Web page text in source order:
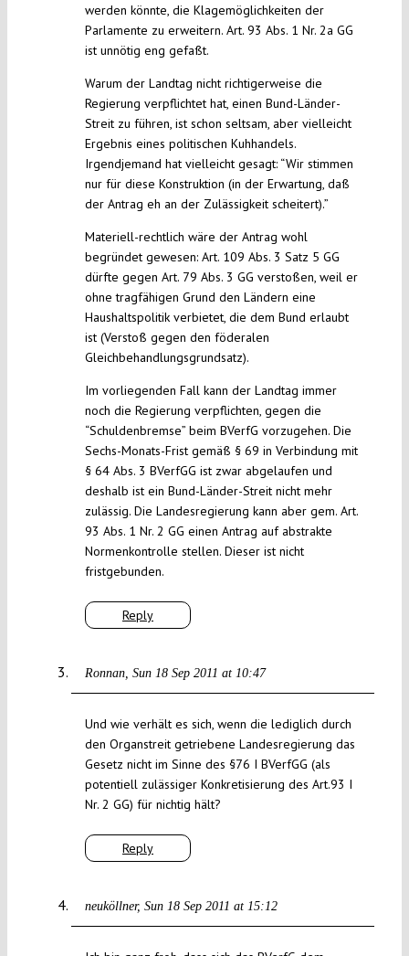
Reply
werden könnte, die Klagemöglichkeiten der
Parlamente zu erweitern. Art. 93 Abs. 1 Nr. 2a GG
ist unnötig eng gefaßt.
Warum der Landtag nicht richtigerweise die
Regierung verpflichtet hat, einen Bund-Länder-
Streit zu führen, ist schon seltsam, aber vielleicht
Ergebnis eines politischen Kuhhandels.
Irgendjemand hat vielleicht gesagt: “Wir stimmen
nur für diese Konstruktion (in der Erwartung, daß
der Antrag eh an der Zulässigkeit scheitert).”
Materiell-rechtlich wäre der Antrag wohl
begründet gewesen: Art. 109 Abs. 3 Satz 5 GG
dürfte gegen Art. 79 Abs. 3 GG verstoßen, weil er
ohne tragfähigen Grund den Ländern eine
Haushaltspolitik verbietet, die dem Bund erlaubt
ist (Verstoß gegen den föderalen
Gleichbehandlungsgrundsatz).
Im vorliegenden Fall kann der Landtag immer
noch die Regierung verpflichten, gegen die
“Schuldenbremse” beim BVerfG vorzugehen. Die
Sechs-Monats-Frist gemäß § 69 in Verbindung mit
§ 64 Abs. 3 BVerfGG ist zwar abgelaufen und
deshalb ist ein Bund-Länder-Streit nicht mehr
zulässig. Die Landesregierung kann aber gem. Art.
93 Abs. 1 Nr. 2 GG einen Antrag auf abstrakte
Normenkontrolle stellen. Dieser ist nicht
fristgebunden.
Ronnan Sun 18 Sep 2011 at 10:47
Reply
Und wie verhält es sich, wenn die lediglich durch
den Organstreit getriebene Landesregierung das
Gesetz nicht im Sinne des §76 I BVerfGG (als
potentiell zulässiger Konkretisierung des Art.93 I
Nr. 2 GG) für nichtig hält?
neuköllner Sun 18 Sep 2011 at 15:12